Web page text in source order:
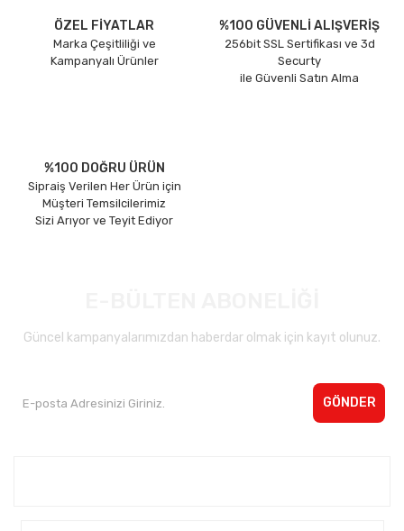
ÖZEL FİYATLAR
Marka Çeşitliliği ve
Kampanyalı Ürünler
%100 GÜVENLİ ALIŞVERİŞ
256bit SSL Sertifikası ve 3d
Securty
ile Güvenli Satın Alma
%100 DOĞRU ÜRÜN
Sipraiş Verilen Her Ürün için
Müşteri Temsilcilerimiz
Sizi Arıyor ve Teyit Ediyor
Güncel kampanyalarımızdan haberdar olmak için kayıt olunuz.
GÖNDER